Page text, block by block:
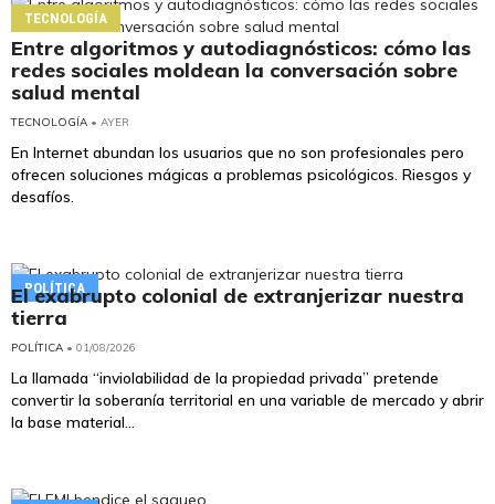
TECNOLOGÍA
Entre algoritmos y autodiagnósticos: cómo las
redes sociales moldean la conversación sobre
salud mental
TECNOLOGÍA • AYER
En Internet abundan los usuarios que no son profesionales pero
ofrecen soluciones mágicas a problemas psicológicos. Riesgos y
desafíos.
POLÍTICA
El exabrupto colonial de extranjerizar nuestra
tierra
POLÍTICA • 01/08/2026
La llamada “inviolabilidad de la propiedad privada” pretende
convertir la soberanía territorial en una variable de mercado y abrir
la base material...